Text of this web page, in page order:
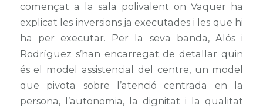
començat a la sala polivalent on Vaquer ha
explicat les inversions ja executades i les que hi
ha per executar. Per la seva banda, Alós i
Rodríguez s’han encarregat de detallar quin
és el model assistencial del centre, un model
que pivota sobre l’atenció centrada en la
persona, l’autonomia, la dignitat i la qualitat